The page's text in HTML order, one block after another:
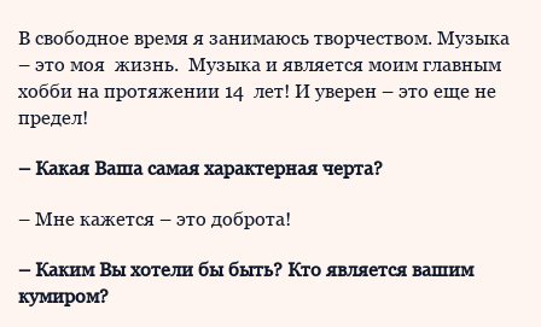
В свободное время я занимаюсь творчеством. Музыка
– это моя жизнь. Музыка и является моим главным
хобби на протяжении 14 лет! И уверен – это еще не
предел!
– Какая Ваша самая характерная черта?
– Мне кажется – это доброта!
– Каким Вы хотели бы быть? Кто является вашим
кумиром?